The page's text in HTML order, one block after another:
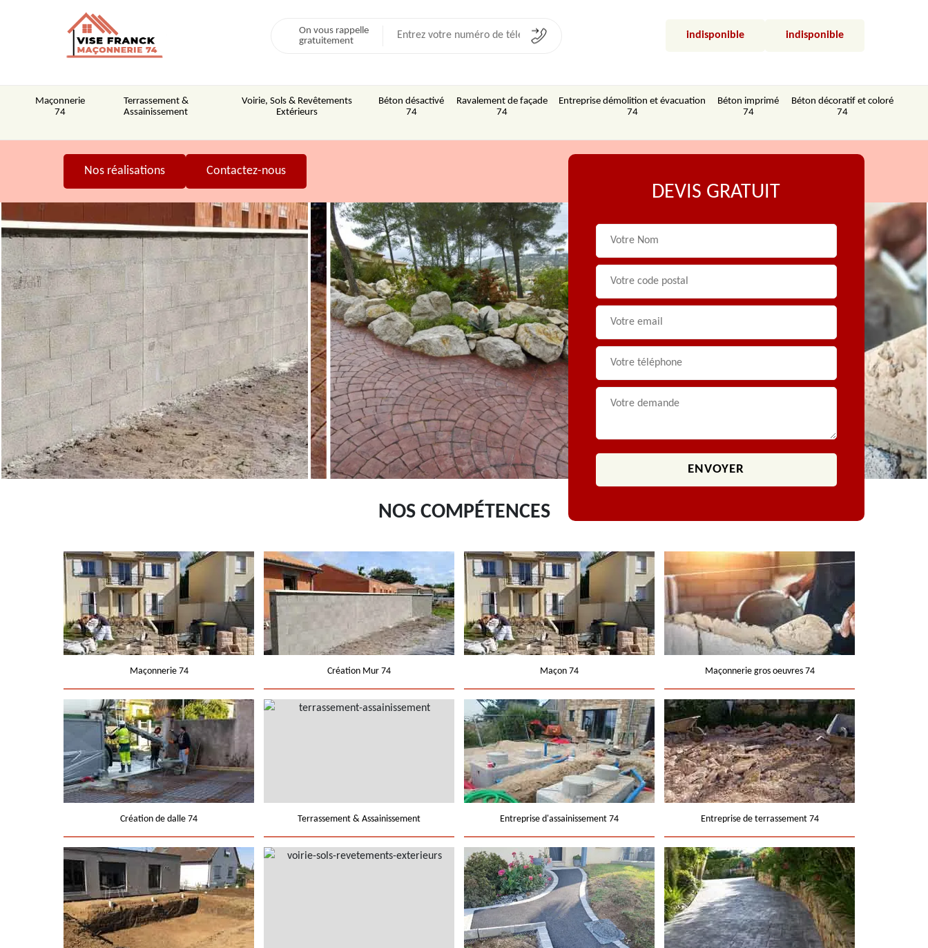
On vous rappelle
gratuitement
indisponible indisponible
Maçonnerie
74
Terrassement &
Assainissement
Voirie, Sols & Revêtements
Extérieurs
Béton désactivé
74
Ravalement de façade
74
Entreprise démolition et évacuation
74
Béton imprimé
74
Béton décoratif et coloré
74
Nos réalisations Contactez-nous
DEVIS GRATUIT
NOS COMPÉTENCES
Maçonnerie 74 Création Mur 74 Maçon 74 Maçonnerie gros oeuvres 74
Création de dalle 74 Terrassement & Assainissement Entreprise d'assainissement 74 Entreprise de terrassement 74